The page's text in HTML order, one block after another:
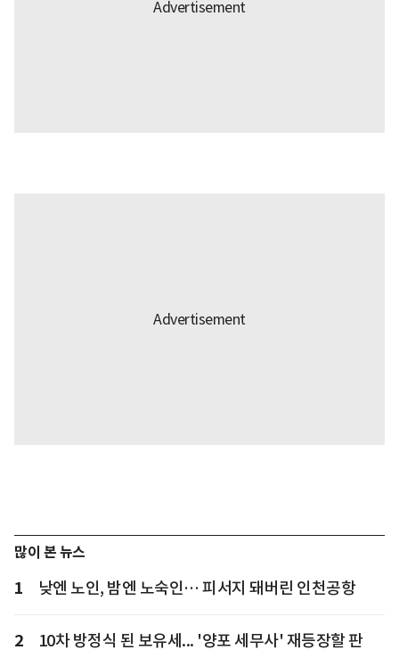
많이 본 뉴스
1 낮엔 노인, 밤엔 노숙인… 피서지 돼버린 인천공항
2 10차 방정식 된 보유세... '양포 세무사' 재등장할 판